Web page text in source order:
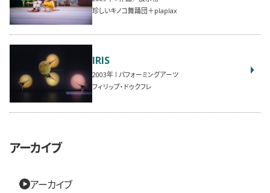
珍しいキノコ舞踊団＋plaplax
IRIS
2003
パフォーミングアーツ
フィリップ・ドゥクフレ
アーカイブ
アーカイブ